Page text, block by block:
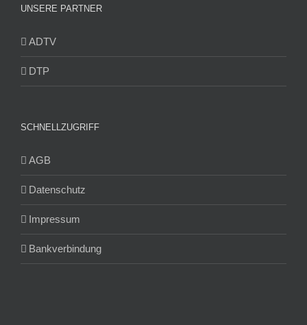
UNSERE PARTNER
ADTV
DTP
SCHNELLZUGRIFF
AGB
Datenschutz
Impressum
Bankverbindung